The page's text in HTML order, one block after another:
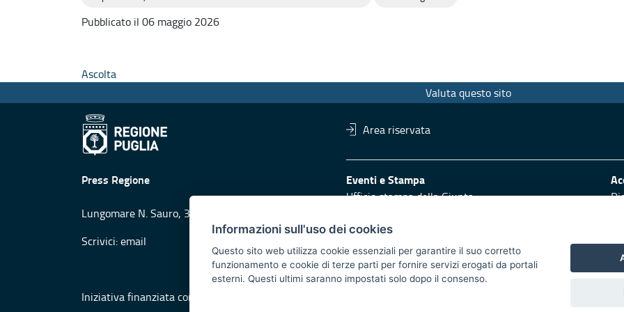
Pubblicato il 06 maggio 2026
Ascolta
Valuta questo sito
Area riservata
Press Regione
Lungomare N. Sauro, 33 - 70121 Bari
Scrivici:email
Eventi e Stampa
Ufficio stampa della Giunta
Logo e identità regionale
Redazione
Responsabili di pubblicazione
Iniziativa finanziata con risorse del POR Puglia 2014/2020 - Asse XI
Informazioni sull'uso dei cookies
Questo sito web utilizza cookie essenziali per garantire il suo corretto
funzionamento e cookie di terze parti per fornire servizi erogati da portali
esterni. Questi ultimi saranno impostati solo dopo il consenso.